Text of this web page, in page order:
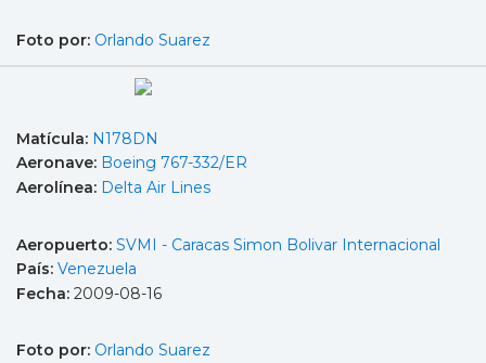
Foto por: Orlando Suarez
Matícula: N178DN
Aeronave: Boeing 767-332/ER
Aerolínea: Delta Air Lines
Aeropuerto: SVMI - Caracas Simon Bolivar Internacional
País: Venezuela
Fecha: 2009-08-16
Foto por: Orlando Suarez